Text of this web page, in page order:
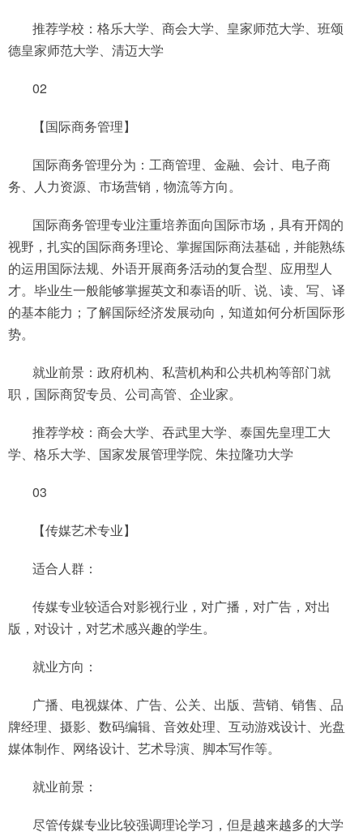
推荐学校：格乐大学、商会大学、皇家师范大学、班颂
德皇家师范大学、清迈大学
02
【国际商务管理】
国际商务管理分为：工商管理、金融、会计、电子商
务、人力资源、市场营销，物流等方向。
国际商务管理专业注重培养面向国际市场，具有开阔的
视野，扎实的国际商务理论、掌握国际商法基础，并能熟练
的运用国际法规、外语开展商务活动的复合型、应用型人
才。毕业生一般能够掌握英文和泰语的听、说、读、写、译
的基本能力；了解国际经济发展动向，知道如何分析国际形
势。
就业前景：政府机构、私营机构和公共机构等部门就
职，国际商贸专员、公司高管、企业家。
推荐学校：商会大学、吞武里大学、泰国先皇理工大
学、格乐大学、国家发展管理学院、朱拉隆功大学
03
【传媒艺术专业】
适合人群：
传媒专业较适合对影视行业，对广播，对广告，对出
版，对设计，对艺术感兴趣的学生。
就业方向：
广播、电视媒体、广告、公关、出版、营销、销售、品
牌经理、摄影、数码编辑、音效处理、互动游戏设计、光盘
媒体制作、网络设计、艺术导演、脚本写作等。
就业前景：
尽管传媒专业比较强调理论学习，但是越来越多的大学